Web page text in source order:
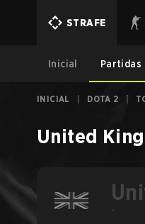
STRAFE
Inicial Partidas
INICIAL DOTA 2
United
-